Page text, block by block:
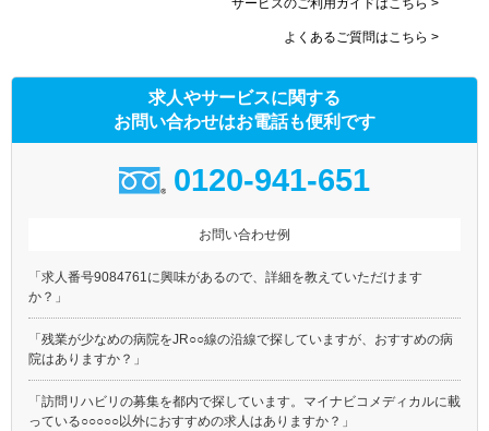
サービスのご利用ガイドはこちら >
よくあるご質問はこちら >
求人やサービスに関する
お問い合わせはお電話も便利です
0120-941-651
お問い合わせ例
「求人番号9084761に興味があるので、詳細を教えていただけます
か？」
「残業が少なめの病院をJR○○線の沿線で探していますが、おすすめの病
院はありますか？」
「訪問リハビリの募集を都内で探しています。マイナビコメディカルに載
っている○○○○○以外におすすめの求人はありますか？」